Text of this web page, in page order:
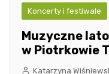
Koncerty i festiwale
Muzyczne
w Piotrkowie
Katarzyna